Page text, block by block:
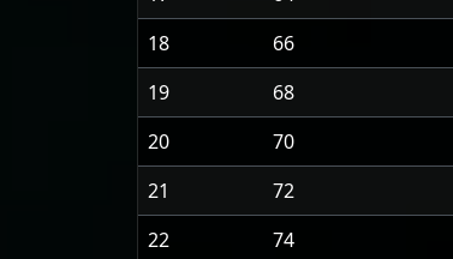
18
66
19
68
20
70
21
72
22
74